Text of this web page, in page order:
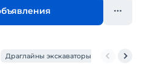
Драглайны экскаваторы Карьерные